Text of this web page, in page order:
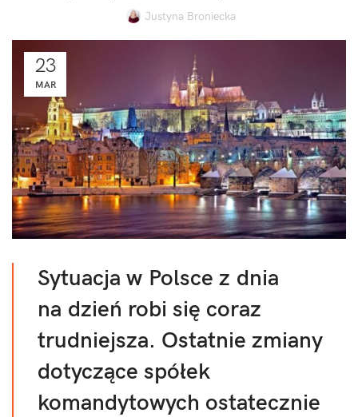
Justyna Broniecka
23
MAR
Sytuacja w Polsce z dnia
na dzień robi się coraz
trudniejsza. Ostatnie zmiany
dotyczące spółek
komandytowych ostatecznie